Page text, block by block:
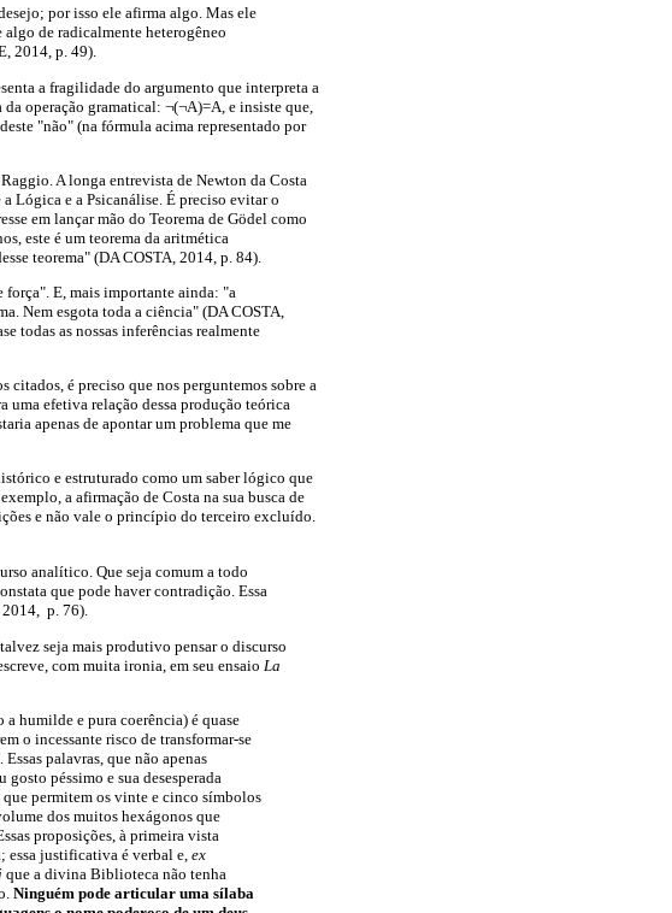
por isso ele afirma algo. Mas ele
de radicalmente heterogêneo
2014, p. 49).
a fragilidade do argumento que interpreta a
operação gramatical: ¬(¬A)=A, e insiste que,
"não" (na fórmula acima representado por
A longa entrevista de Newton da Costa
Lógica e a Psicanálise. É preciso evitar o
em lançar mão do Teorema de Gödel como
este é um teorema da aritmética
teorema" (DA COSTA, 2014, p. 84).
E, mais importante ainda: "a
Nem esgota toda a ciência" (DA COSTA,
todas as nossas inferências realmente
citados, é preciso que nos perguntemos sobre a
uma efetiva relação dessa produção teórica
apenas de apontar um problema que me
e estruturado como um saber lógico que
a afirmação de Costa na sua busca de
e não vale o princípio do terceiro excluído.
analítico. Que seja comum a todo
que pode haver contradição. Essa
2014, p. 76).
seja mais produtivo pensar o discurso
com muita ironia, em seu ensaio La
humilde e pura coerência) é quase
o incessante risco de transformar-se
palavras, que não apenas
péssimo e sua desesperada
permitem os vinte e cinco símbolos
dos muitos hexágonos que
proposições, à primeira vista
essa justificativa é verbal e, ex
que a divina Biblioteca não tenha
Ninguém pode articular uma sílaba